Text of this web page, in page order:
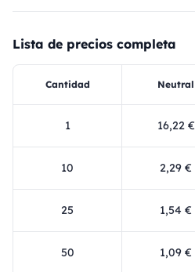
Lista de precios completa
Cantidad Neutral
1 16,22 €
10 2,29 €
25 1,54 €
50 1,09 €